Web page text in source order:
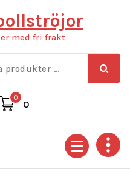
med fri frakt
0
0